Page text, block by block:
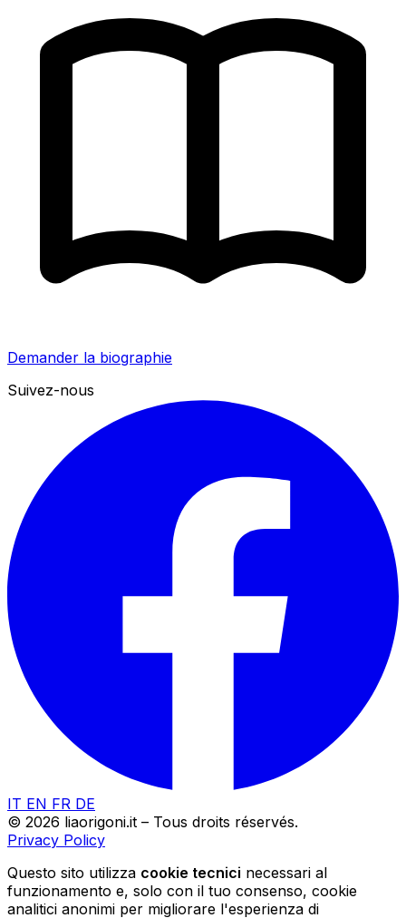
Demander la biographie
Suivez-nous
IT EN FR DE
© 2026 liaorigoni.it – Tous droits réservés.
Privacy Policy
Questo sito utilizza cookie tecnici necessari al
funzionamento e, solo con il tuo consenso, cookie
analitici anonimi per migliorare l'esperienza di